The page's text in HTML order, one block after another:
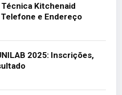
Kitchenaid
e Endereço
2025: Inscrições,